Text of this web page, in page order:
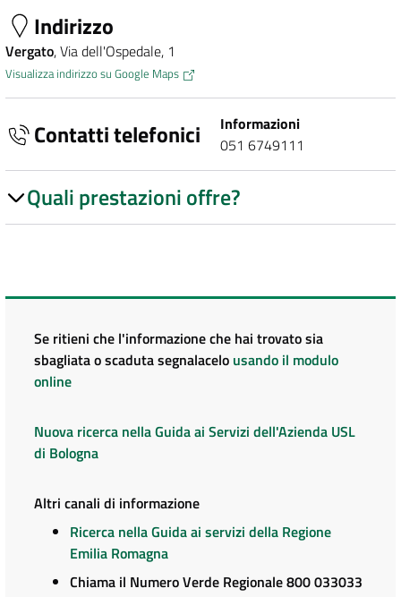
Indirizzo
Vergato, Via dell'Ospedale, 1
Visualizza indirizzo su Google Maps
Contatti telefonici
Informazioni
051 6749111
Quali prestazioni offre?
Se ritieni che l'informazione che hai trovato sia
sbagliata o scaduta segnalacelo usando il modulo
online
Nuova ricerca nella Guida ai Servizi dell'Azienda USL
di Bologna
Altri canali di informazione
Ricerca nella Guida ai servizi della Regione
Emilia Romagna
Chiama il Numero Verde Regionale 800 033033